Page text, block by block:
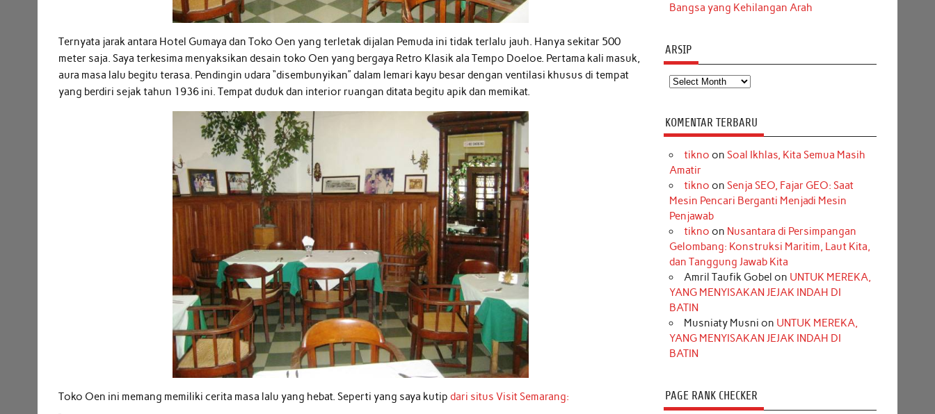
Ternyata jarak antara Hotel Gumaya dan Toko Oen yang terletak dijalan Pemuda ini tidak terlalu jauh. Hanya sekitar 500
meter saja. Saya terkesima menyaksikan desain toko Oen yang bergaya Retro Klasik ala Tempo Doeloe. Pertama kali masuk,
aura masa lalu begitu terasa. Pendingin udara “disembunyikan” dalam lemari kayu besar dengan ventilasi khusus di tempat
yang berdiri sejak tahun 1936 ini. Tempat duduk dan interior ruangan ditata begitu apik dan memikat.
Toko Oen ini memang memiliki cerita masa lalu yang hebat. Seperti yang saya kutipdari situs Visit Semarang:
Bangsa yang Kehilangan Arah
ARSIP
Arsip
KOMENTAR TERBARU
tikno on Soal Ikhlas, Kita Semua Masih
Amatir
tikno on Senja SEO, Fajar GEO: Saat
Mesin Pencari Berganti Menjadi Mesin
Penjawab
tikno on Nusantara di Persimpangan
Gelombang: Konstruksi Maritim, Laut Kita,
dan Tanggung Jawab Kita
Amril Taufik Gobel on UNTUK MEREKA,
YANG MENYISAKAN JEJAK INDAH DI
BATIN
Musniaty Musni on UNTUK MEREKA,
YANG MENYISAKAN JEJAK INDAH DI
BATIN
PAGE RANK CHECKER